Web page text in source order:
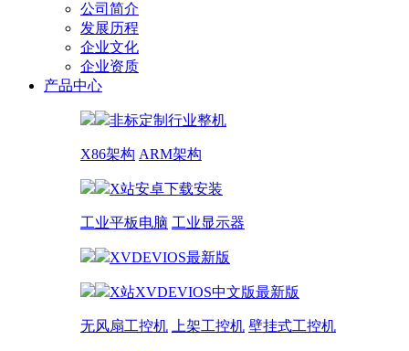
公司简介
发展历程
企业文化
企业资质
产品中心
非标定制行业整机
X86架构 ARM架构
X站安卓下载安装
工业平板电脑 工业显示器
XVDEVIOS最新版
X站XVDEVIOS中文版最新版
无风扇工控机 上架工控机 壁挂式工控机